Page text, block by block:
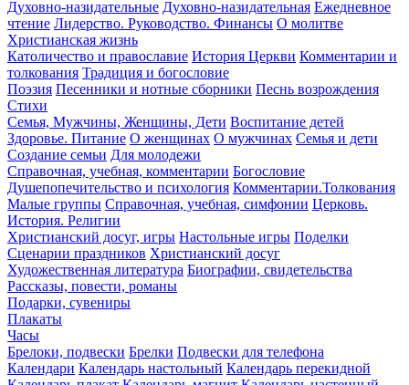
Духовно-назидательные Духовно-назидательная Ежедневное
чтение Лидерство. Руководство. Финансы О молитве
Христианская жизнь
Католичество и православие История Церкви Комментарии и
толкования Традиция и богословие
Поэзия Песенники и нотные сборники Песнь возрождения
Стихи
Семья, Мужчины, Женщины, Дети Воспитание детей
Здоровье. Питание О женщинах О мужчинах Семья и дети
Создание семьи Для молодежи
Справочная, учебная, комментарии Богословие
Душепопечительство и психология Комментарии.Толкования
Малые группы Справочная, учебная, симфонии Церковь.
История. Религии
Христианский досуг, игры Настольные игры Поделки
Сценарии праздников Христианский досуг
Художественная литература Биографии, свидетельства
Рассказы, повести, романы
Подарки, сувениры
Плакаты
Часы
Брелоки, подвески Брелки Подвески для телефона
Календари Календарь настольный Календарь перекидной